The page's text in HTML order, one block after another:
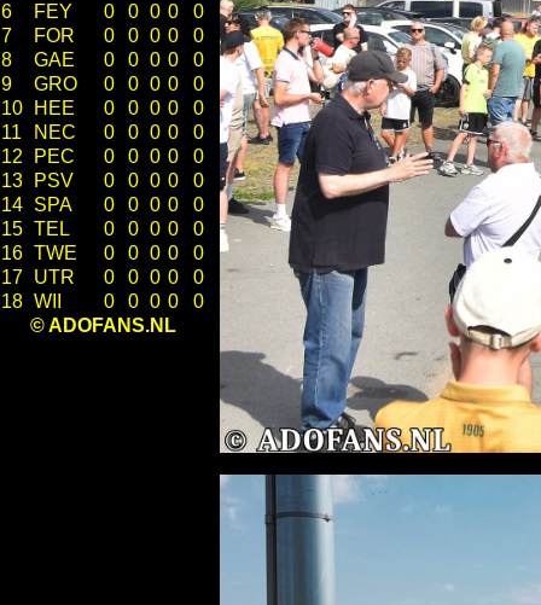
6
FEY 0 0 0 0
0
7
FOR 0 0 0 0
0
8
GAE 0 0 0 0
0
9
GRO 0 0 0 0
0
10
HEE 0 0 0 0
0
11
NEC 0 0 0 0
0
12
PEC 0 0 0 0
0
13
PSV 0 0 0 0
0
14 SPA 0 0 0 0
0
15 TEL 0 0 0 0
0
16 TWE 0 0 0 0
0
17 UTR 0 0 0 0
0
18 WII 0 0 0 0
0
© ADOFANS.NL